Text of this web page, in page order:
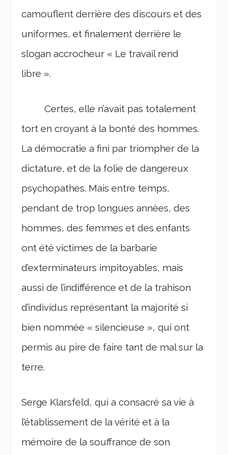
camouflent derrière des discours et des
uniformes, et finalement derrière le
slogan accrocheur « Le travail rend
libre ».
Certes, elle n’avait pas totalement
tort en croyant à la bonté des hommes.
La démocratie a fini par triompher de la
dictature, et de la folie de dangereux
psychopathes. Mais entre temps,
pendant de trop longues années, des
hommes, des femmes et des enfants
ont été victimes de la barbarie
d’exterminateurs impitoyables, mais
aussi de l’indifférence et de la trahison
d’individus représentant la majorité si
bien nommée « silencieuse », qui ont
permis au pire de faire tant de mal sur la
terre.
Serge Klarsfeld, qui a consacré sa vie à
l’établissement de la vérité et à la
mémoire de la souffrance de son